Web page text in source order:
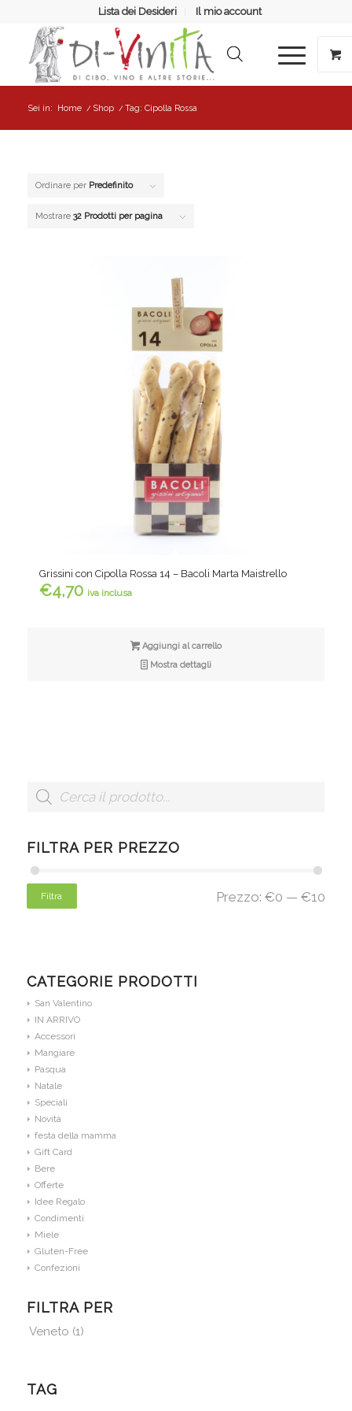
Lista dei Desideri Il mio account
Sei in: Home / Shop / Tag: Cipolla Rossa
Ordinare per Predefinito
Mostrare 32 Prodotti per pagina
Grissini con Cipolla Rossa 14 – Bacoli Marta Maistrello
€4,70 iva inclusa
Aggiungi al carrello
Mostra dettagli
FILTRA PER PREZZO
Filtra Prezzo:€0 —€10
CATEGORIE PRODOTTI
San Valentino
IN ARRIVO
Accessori
Mangiare
Pasqua
Natale
Speciali
Novità
festa della mamma
Gift Card
Bere
Offerte
Idee Regalo
Condimenti
Miele
Gluten-Free
Confezioni
FILTRA PER
Veneto (1)
TAG